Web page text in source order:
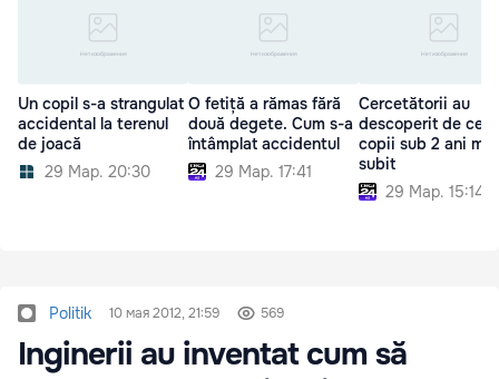
Un copil s-a strangulat
accidental la terenul
de joacă
29 Мар. 20:30
O fetiță a rămas fără
două degete. Cum s-a
întâmplat accidentul
29 Мар. 17:41
Cercetătorii au
descoperit de ce
copii sub 2 ani mor
subit
29 Мар. 15:14
Politik 10 мая 2012, 21:59 569
Inginerii au inventat cum să